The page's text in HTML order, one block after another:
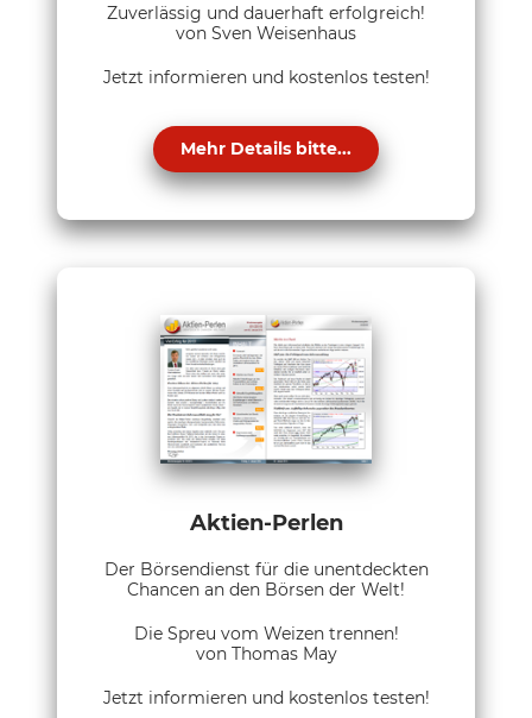
Zuverlässig und dauerhaft erfolgreich!
von Sven Weisenhaus
Jetzt informieren und kostenlos testen!
Mehr Details bitte...
Aktien-Perlen
Der Börsendienst für die unentdeckten
Chancen an den Börsen der Welt!
Die Spreu vom Weizen trennen!
von Thomas May
Jetzt informieren und kostenlos testen!